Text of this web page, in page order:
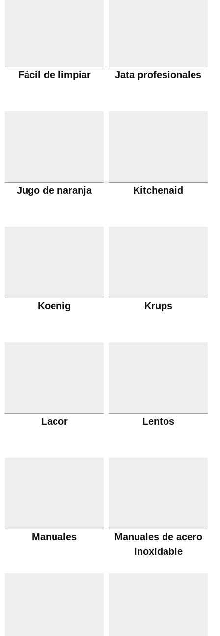
Fácil de limpiar Jata profesionales
Jugo de naranja Kitchenaid
Koenig Krups
Lacor Lentos
Manuales
Manuales de acero
inoxidable